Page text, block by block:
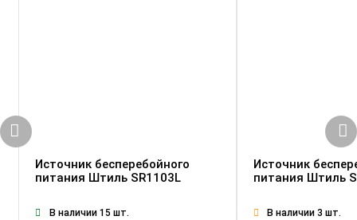
Источник бесперебойного
питания Штиль SR1103L
В наличии 15 шт.
Источник
питания Штиль
В наличии 3 шт.